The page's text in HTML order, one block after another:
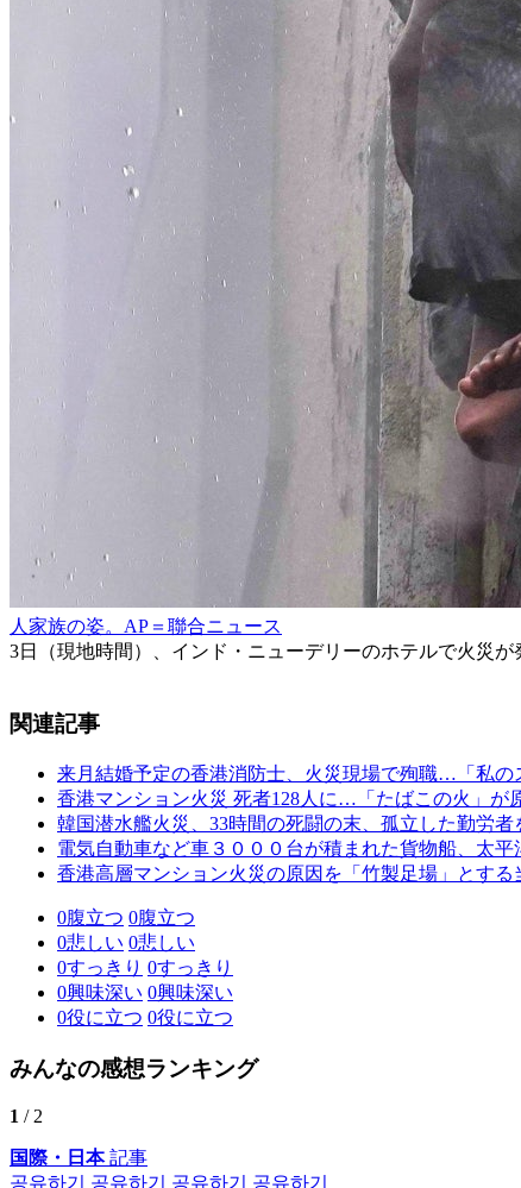
人家族の姿。AP＝聯合ニュース
3日（現地時間）、インド・ニューデリーのホテルで火災
関連記事
来月結婚予定の香港消防士、火災現場で殉職…「私の
香港マンション火災 死者128人に…「たばこの火」が
韓国潜水艦火災、33時間の死闘の末、孤立した勤労者
電気自動車など車３０００台が積まれた貨物船、太平
香港高層マンション火災の原因を「竹製足場」とす
0腹立つ 0腹立つ
0悲しい 0悲しい
0すっきり 0すっきり
0興味深い 0興味深い
0役に立つ 0役に立つ
みんなの感想ランキング
1 / 2
国際・日本記事
공유하기
공유하기 공유하기 공유하기